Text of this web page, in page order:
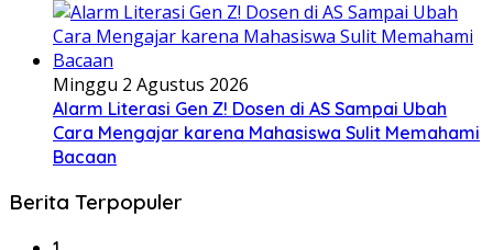
Minggu 2 Agustus 2026
Alarm Literasi Gen Z! Dosen di AS Sampai Ubah
Cara Mengajar karena Mahasiswa Sulit Memahami
Bacaan
Berita Terpopuler